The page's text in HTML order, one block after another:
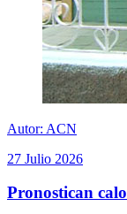
Autor: ACN
27 Julio 2026
Pronostican